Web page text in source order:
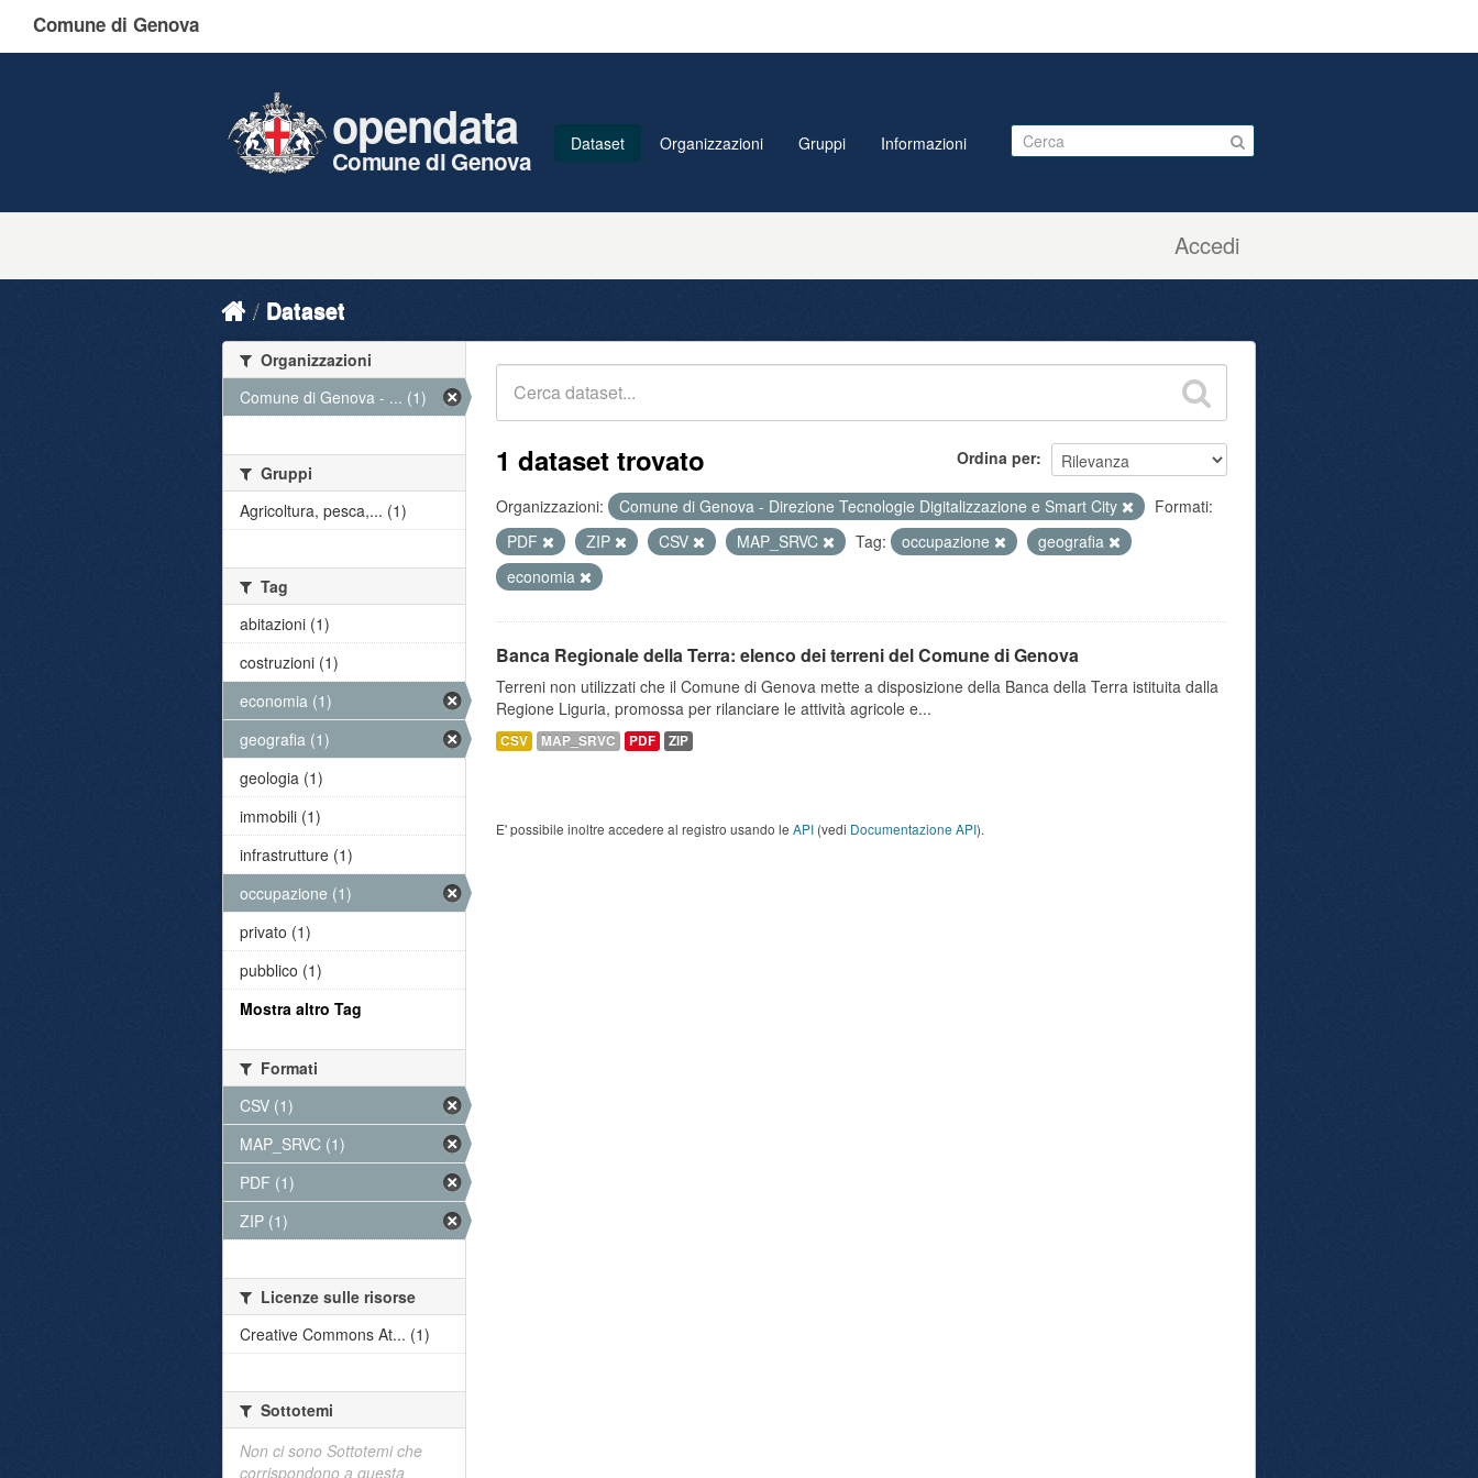
Comune di Genova
Accedi
opendata
Comune di Genova
Dataset Organizzazioni Gruppi Informazioni
Dataset
Ordina per
1 dataset trovato
Organizzazioni: Comune di Genova - Direzione Tecnologie Digitalizzazione e Smart City
Formati:
PDF
ZIP CSV MAP_SRVC Tag: occupazione
geografia
economia
Banca Regionale della Terra: elenco dei terreni del Comune di Genova
Terreni non utilizzati che il Comune di Genova mette a disposizione della Banca della Terra istituita dalla
Regione Liguria, promossa per rilanciare le attività agricole e...
CSV MAP_SRVC PDF ZIP
E' possibile inoltre accedere al registro usando le API (vedi Documentazione API).
Organizzazioni
Comune di Genova - ... (1)
Gruppi
Agricoltura, pesca,... (1)
Tag
abitazioni (1)
costruzioni (1)
economia (1)
geografia (1)
geologia (1)
immobili (1)
infrastrutture (1)
occupazione (1)
privato (1)
pubblico (1)
Mostra altro Tag
Formati
CSV (1)
MAP_SRVC (1)
PDF (1)
ZIP (1)
Licenze sulle risorse
Creative Commons At... (1)
Sottotemi
Non ci sono Sottotemi che
corrispondono a questa